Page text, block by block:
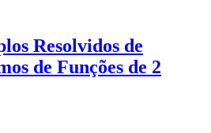
Resolvidos de
de Funções de 2